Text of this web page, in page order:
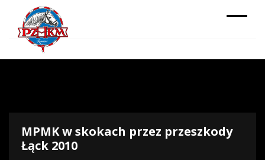
MPMK w skokach przez przeszkody
Łąck 2010